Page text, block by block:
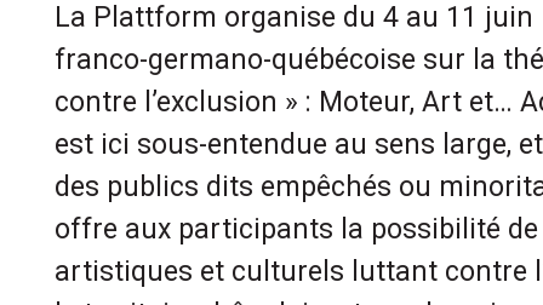
La Plattform organise du 4 au 11
franco-germano-québécoise sur la
contre l’exclusion » : Moteur, Art et…
est ici sous-entendue au sens large,
des publics dits empêchés ou
offre aux participants la possibilité
artistiques et culturels luttant contre